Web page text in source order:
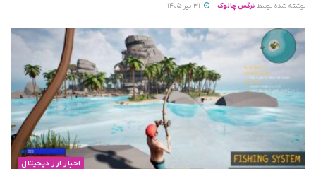
نوشته شده توسط نرگس چالوک
اخبار ارز دیجیتال